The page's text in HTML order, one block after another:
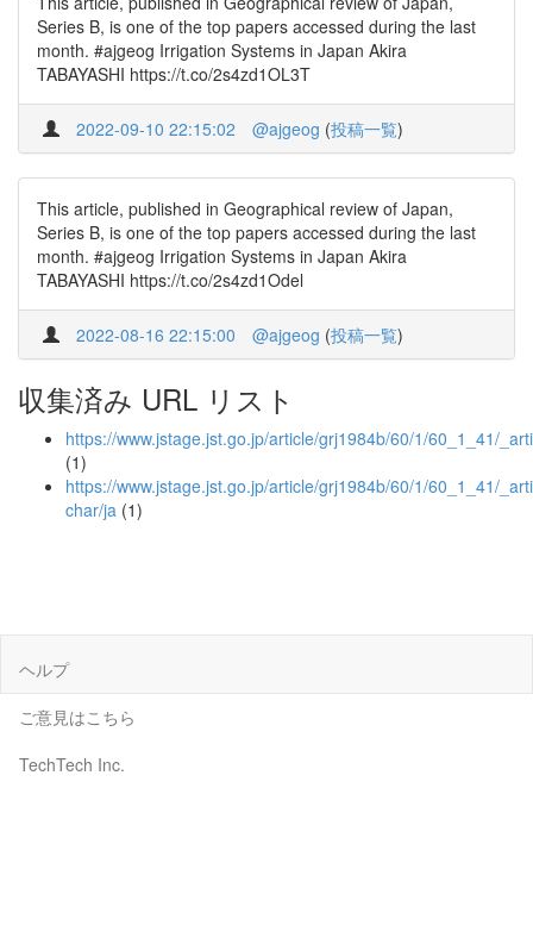
Series B, is one of the top papers accessed during the last
month. #ajgeog Irrigation Systems in Japan Akira
TABAYASHI https://t.co/2s4zd1OL3T
2022-09-10 22:15:02 @ajgeog (投稿一覧)
This article, published in Geographical review of Japan,
Series B, is one of the top papers accessed during the last
month. #ajgeog Irrigation Systems in Japan Akira
TABAYASHI https://t.co/2s4zd1Odel
2022-08-16 22:15:00 @ajgeog (投稿一覧)
収集済み URL リスト
https://www.jstage.jst.go.jp/article/grj1984b/60/1/60_1_41/
(1)
https://www.jstage.jst.go.jp/article/grj1984b/60/1/60_1_41/
char/ja (1)
ヘルプ
ご意見はこちら
TechTech Inc.